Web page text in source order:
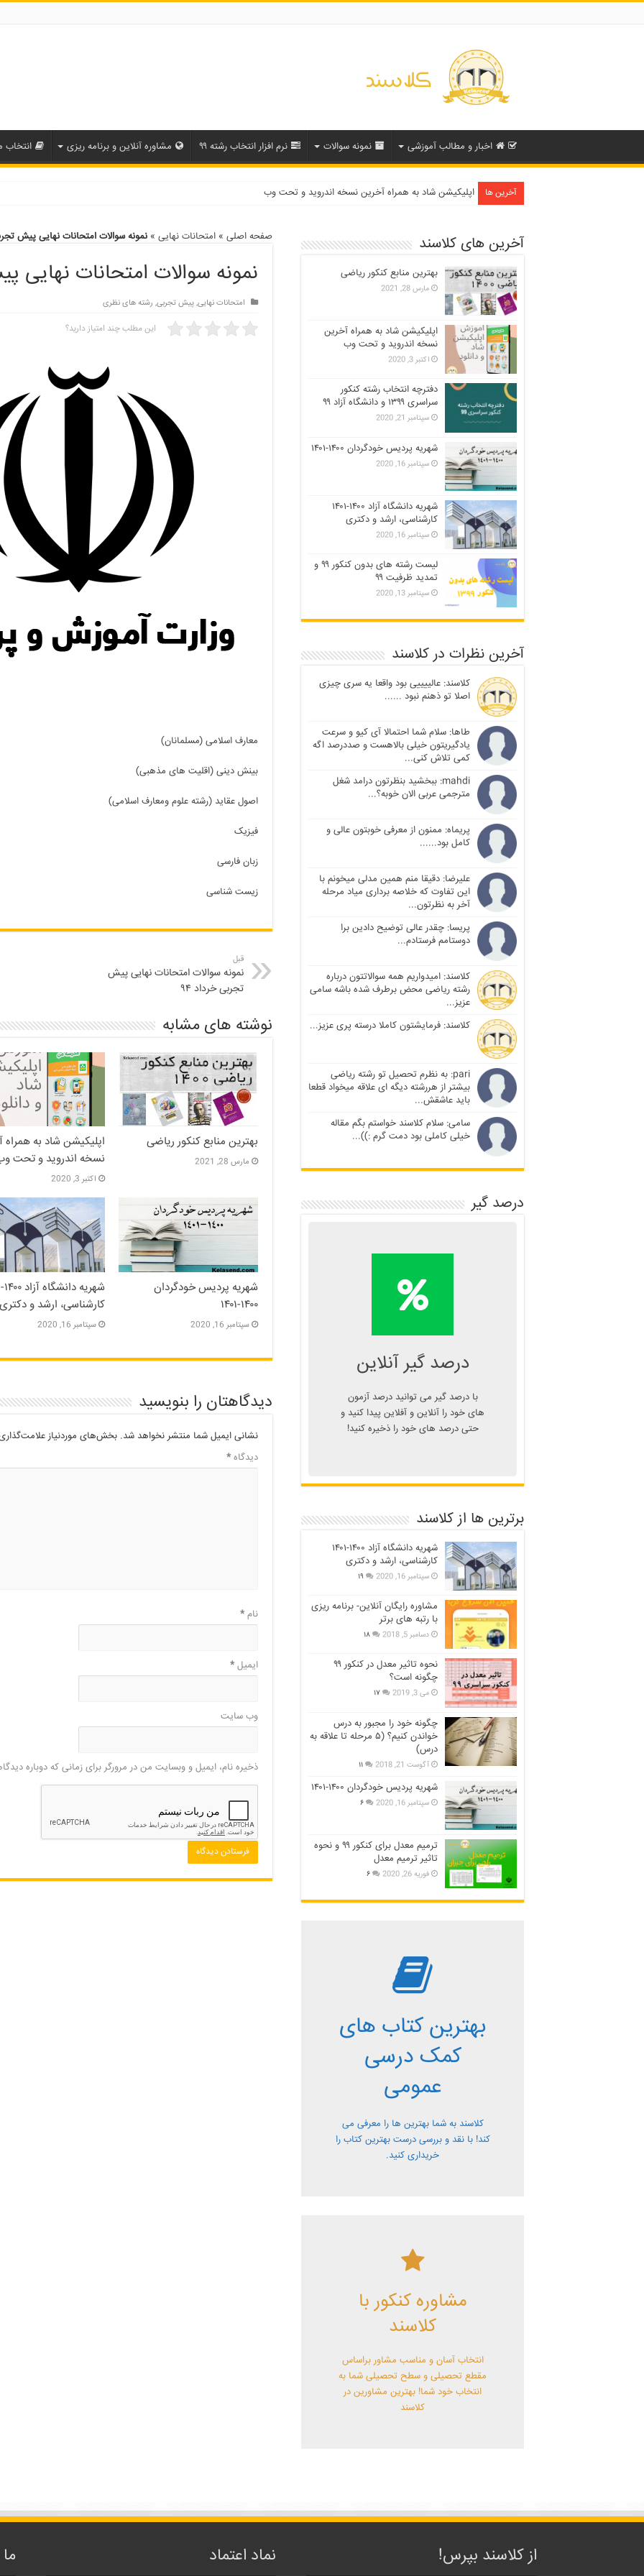
اخبار و مطالب آموزشی نمونه سوالات نرم افزار انتخاب رشته ۹۹ مشاوره آنلاین و برنامه ریزی انتخاب
آخرین ها اپلیکیشن شاد به همراه آخرین نسخه اندروید و تحت وب
دفترچه انتخاب رشته کنکور سراسری ۱۳۹۹ و دانشگاه آزاد ۹۹
صفحه اصلی » امتحانات نهایی » نمونه سوالات امتحانات نهایی پیش
نمونه سوالات امتحانات نهایی
امتحانات نهایی,پیش تجربی, رشته های نظری
این مطلب چند امتیاز دارید؟
معارف اسلامی (مسلمانان)
بینش دینی (اقلیت های مذهبی)
اصول عقاید (رشته علوم ومعارف اسلامی)
فیزیک
زبان فارسی
زیست شناسی
قبل
نمونه سوالات امتحانات نهایی پیش
تجربی خرداد ۹۴
نوشته های مشابه
بهترین منابع کنکور ریاضی
مارس 28, 2021
اپلیکیشن شاد به همراه
نسخه اندروید و تحت
اکتبر 3, 2020
شهریه پردیس خودگردان
۱۴۰۰-۱۴۰۱
سپتامبر 16, 2020
کارشناسی، ارشد و دکتری
سپتامبر 16, 2020
دیدگاهتان را بنویسید
نشانی ایمیل شما منتشر نخواهد شد. بخش‌های موردنیاز
دیدگاه *
نام *
ایمیل *
وب‌ سایت
ذخیره نام، ایمیل و وبسایت من در مرورگر برای زمانی که دوباره
آخرین های کلاسند
بهترین منابع کنکور ریاضی
مارس 28, 2021
اپلیکیشن شاد به همراه آخرین
نسخه اندروید و تحت وب
اکتبر 3, 2020
دفترچه انتخاب رشته کنکور
سراسری ۱۳۹۹ و دانشگاه آزاد ۹۹
سپتامبر 21, 2020
شهریه پردیس خودگردان ۱۴۰۰-۱۴۰۱
سپتامبر 16, 2020
شهریه دانشگاه آزاد ۱۴۰۰-۱۴۰۱
کارشناسی، ارشد و دکتری
سپتامبر 16, 2020
لیست رشته های بدون کنکور ۹۹ و
تمدید ظرفیت ۹۹
سپتامبر 13, 2020
آخرین نظرات در کلاسند
کلاسند: عالییییی بود واقعا یه سری چیزی
اصلا تو ذهنم نبود ......
طاها: سلام شما احتمالا آی کیو و سرعت
یادگیریتون خیلی بالاهست و صددرصد اگه
کمی تلاش کنی...
mahdi: ببخشید بنظرتون درامد شغل
مترجمی عربی الان خوبه؟...
پریماه: ممنون از معرفی خوبتون عالی و
کامل بود......
علیرضا: دقیقا منم همین مدلی میخونم با
این تفاوت که خلاصه برداری میاد مرحله
آخر به نظرتون...
پریسا: چقدر عالی توضیح دادین برا
دوستامم فرستادم...
کلاسند: امیدواریم همه سوالاتتون درباره
رشته ریاضی محض برطرف شده باشه سامی
عزیز...
کلاسند: فرمایشتون کاملا درسته پری عزیز...
pari: به نظرم تحصیل تو رشته ریاضی
بیشتر از هررشته دیگه ای علاقه میخواد قطعا
باید عاشقش...
سامی: سلام کلاسند خواستم بگم مقاله
خیلی کاملی بود دمت گرم :))...
درصد گیر
درصد گیر آنلاین
با درصد گیر می توانید درصد آزمون
های خود را آنلاین و آفلاین پیدا کنید و
حتی درصد های خود را ذخیره کنید!
محاسبه آنلاین
درصد یا دانلود
برترین ها از کلاسند
شهریه دانشگاه آزاد ۱۴۰۰-۱۴۰۱
کارشناسی، ارشد و دکتری
سپتامبر 16, 2020 ۱۹
مشاوره رایگان آنلاین- برنامه ریزی
با رتبه های برتر
دسامبر 5, 2018 ۱۸
نحوه تاثیر معدل در کنکور ۹۹
چگونه است؟
می 3, 2019 ۱۷
چگونه خود را مجبور به درس
خواندن کنیم؟ (۵ مرحله تا علاقه به
درس)
آگوست 21, 2018 ۱۱
شهریه پردیس خودگردان ۱۴۰۰-۱۴۰۱
سپتامبر 16, 2020 ۶
ترمیم معدل برای کنکور ۹۹ و نحوه
تاثیر ترمیم معدل
فوریه 26, 2020 ۶
بهترین کتاب های
کمک درسی
عمومی
کلاسند به شما بهترین ها را معرفی می
کند! با نقد و بررسی درست بهترین کتاب را
خریداری کنید.
بررسی بهترین
کتاب های کمک
درسی عمومی
معرفی کتاب های کمک درسی عمومی و
بررسی آن ها کاملا رایگان از کلاسند
مشاوره کنکور با
کلاسند
انتخاب آسان و مناسب مشاور براساس
مقطع تحصیلی و سطح تحصیلی شما به
انتخاب خود شما! بهترین مشاورین در
کلاسند
از کلاسند بپرس! نماد اعتماد